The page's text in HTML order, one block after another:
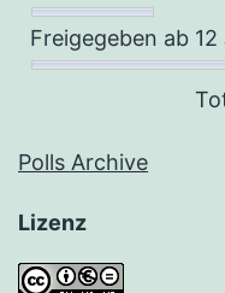
Freigegeben ab 12
Polls Archive
Lizenz